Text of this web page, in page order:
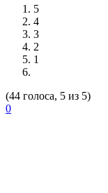
5
4
3
2
1
(44 голоса, 5 из 5)
0